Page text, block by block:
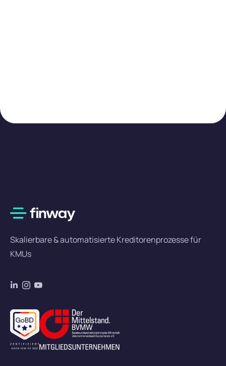
Skalierbare & automatisierte Kreditorenprozesse für
KMUs